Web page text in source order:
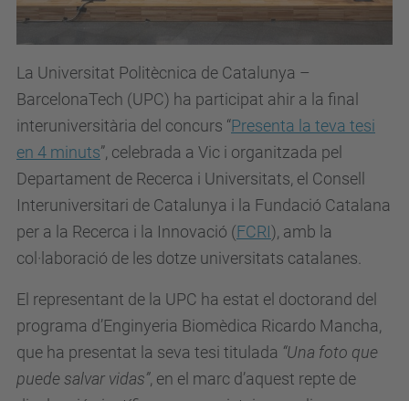
La Universitat Politècnica de Catalunya –
BarcelonaTech (UPC) ha participat ahir a la final
interuniversitària del concurs “Presenta la teva tesi
en 4 minuts”, celebrada a Vic i organitzada pel
Departament de Recerca i Universitats, el Consell
Interuniversitari de Catalunya i la Fundació Catalana
per a la Recerca i la Innovació (FCRI), amb la
col·laboració de les dotze universitats catalanes.
El representant de la UPC ha estat el doctorand del
programa d’Enginyeria Biomèdica Ricardo Mancha,
que ha presentat la seva tesi titulada “Una foto que
puede salvar vidas”, en el marc d’aquest repte de